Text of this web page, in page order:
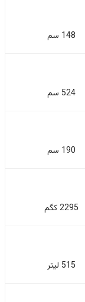
148 سم
524 سم
190 سم
2295 کگم
515 لیتر